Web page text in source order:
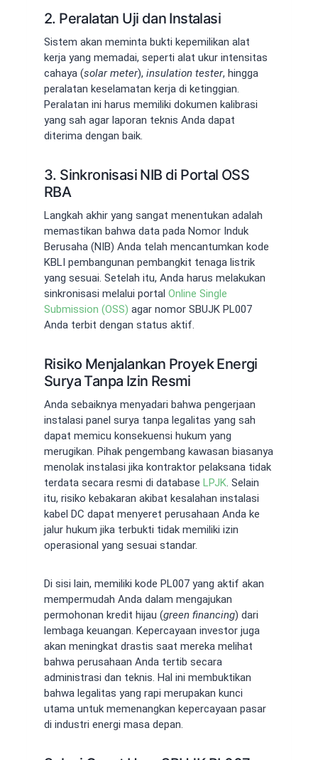
2. Peralatan Uji dan Instalasi
Sistem akan meminta bukti kepemilikan alat
kerja yang memadai, seperti alat ukur intensitas
cahaya (solar meter), insulation tester, hingga
peralatan keselamatan kerja di ketinggian.
Peralatan ini harus memiliki dokumen kalibrasi
yang sah agar laporan teknis Anda dapat
diterima dengan baik.
3. Sinkronisasi NIB di Portal OSS
RBA
Langkah akhir yang sangat menentukan adalah
memastikan bahwa data pada Nomor Induk
Berusaha (NIB) Anda telah mencantumkan kode
KBLI pembangunan pembangkit tenaga listrik
yang sesuai. Setelah itu, Anda harus melakukan
sinkronisasi melalui portal Online Single
Submission (OSS) agar nomor SBUJK PL007
Anda terbit dengan status aktif.
Risiko Menjalankan Proyek Energi
Surya Tanpa Izin Resmi
Anda sebaiknya menyadari bahwa pengerjaan
instalasi panel surya tanpa legalitas yang sah
dapat memicu konsekuensi hukum yang
merugikan. Pihak pengembang kawasan biasanya
menolak instalasi jika kontraktor pelaksana tidak
terdata secara resmi di database LPJK. Selain
itu, risiko kebakaran akibat kesalahan instalasi
kabel DC dapat menyeret perusahaan Anda ke
jalur hukum jika terbukti tidak memiliki izin
operasional yang sesuai standar.
Di sisi lain, memiliki kode PL007 yang aktif akan
mempermudah Anda dalam mengajukan
permohonan kredit hijau (green financing) dari
lembaga keuangan. Kepercayaan investor juga
akan meningkat drastis saat mereka melihat
bahwa perusahaan Anda tertib secara
administrasi dan teknis. Hal ini membuktikan
bahwa legalitas yang rapi merupakan kunci
utama untuk memenangkan kepercayaan pasar
di industri energi masa depan.